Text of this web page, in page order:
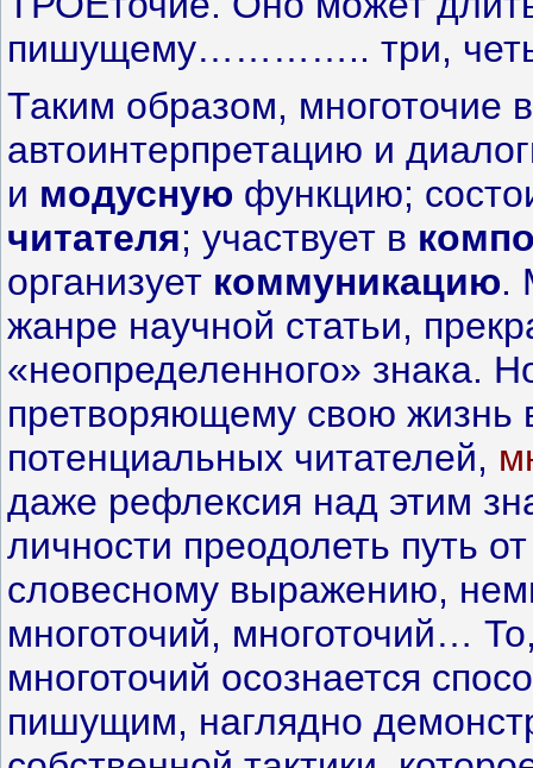
пишущему………….. три,
Таким образом,
автоинтерпретацию и
и модусную функцию;
читателя; участвует в
организует коммуникацию.
жанре научной статьи,
«неопределенного» знака.
претворяющему свою жизнь
потенциальных читателей,
даже рефлексия над этим
личности преодолеть путь
словесному выражению,
многоточий, многоточий…
многоточий осознается
пишущим, наглядно